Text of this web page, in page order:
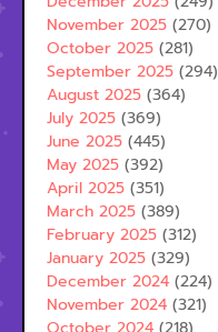
November 2025 (270)
October 2025 (281)
September 2025 (294)
August 2025 (364)
July 2025 (369)
June 2025 (445)
May 2025 (392)
April 2025 (351)
March 2025 (389)
February 2025 (312)
January 2025 (329)
December 2024 (224)
November 2024 (321)